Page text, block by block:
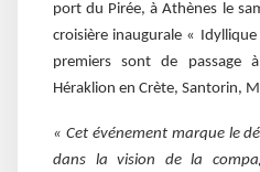
port du Pirée, à Athènes le
croisière inaugurale «
premiers sont de passage à
Héraklion en Crète, Santorin,
« Cet événement marque le
dans la vision de la